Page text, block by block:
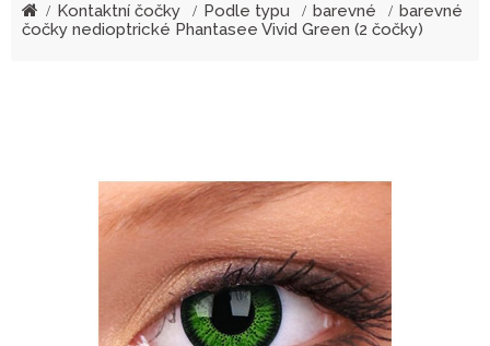
Kontaktní čočky Podle typu barevné
barevné
čočky nedioptrické Phantasee Vivid Green (2 čočky)